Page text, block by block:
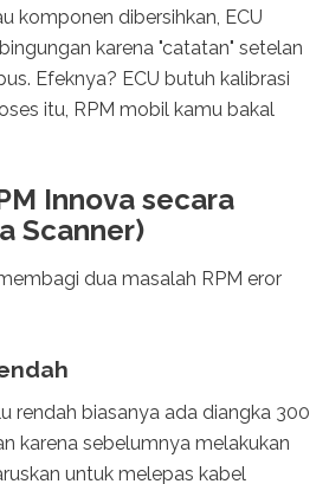
komponen dibersihkan, ECU
karena "catatan" setelan
Efeknya? ECU butuh kalibrasi
itu, RPM mobil kamu bakal
Innova secara
Scanner)
dua masalah RPM eror
rendah biasanya ada diangka 300
karena sebelumnya melakukan
untuk melepas kabel